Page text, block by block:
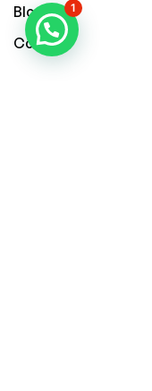
Blog
Contact
1